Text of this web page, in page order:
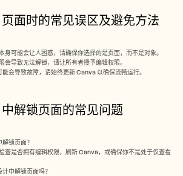
面时的常见误区及避免方法
身可能会让人困惑，请确保你选择的是页面，而不是对象。
会导致无法解锁，请让所有者授予编辑权限。
会导致故障，请始终更新 Canva 以确保流畅运行。
解锁页面的常见问题
锁页面？
查是否拥有编辑权限，刷新 Canva，或确保你不是处于仅查看
中解锁页面吗？